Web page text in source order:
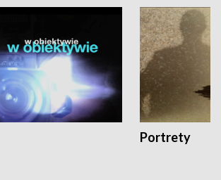
Portrety